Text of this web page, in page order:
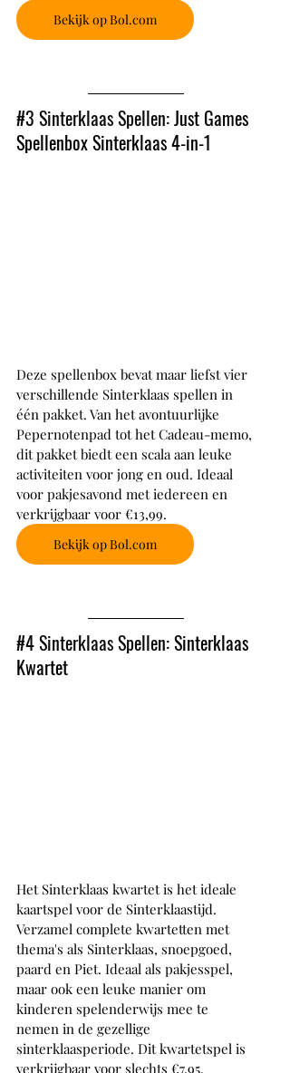
Bekijk op Bol.com
#3 Sinterklaas Spellen: Just Games
Spellenbox Sinterklaas 4-in-1
Deze spellenbox bevat maar liefst vier
verschillende Sinterklaas spellen in
één pakket. Van het avontuurlijke
Pepernotenpad tot het Cadeau-memo,
dit pakket biedt een scala aan leuke
activiteiten voor jong en oud. Ideaal
voor pakjesavond met iedereen en
verkrijgbaar voor €13,99.
Bekijk op Bol.com
#4 Sinterklaas Spellen: Sinterklaas
Kwartet
Het Sinterklaas kwartet is het ideale
kaartspel voor de Sinterklaastijd.
Verzamel complete kwartetten met
thema's als Sinterklaas, snoepgoed,
paard en Piet. Ideaal als pakjesspel,
maar ook een leuke manier om
kinderen spelenderwijs mee te
nemen in de gezellige
sinterklaasperiode. Dit kwartetspel is
verkrijgbaar voor slechts €7,95.